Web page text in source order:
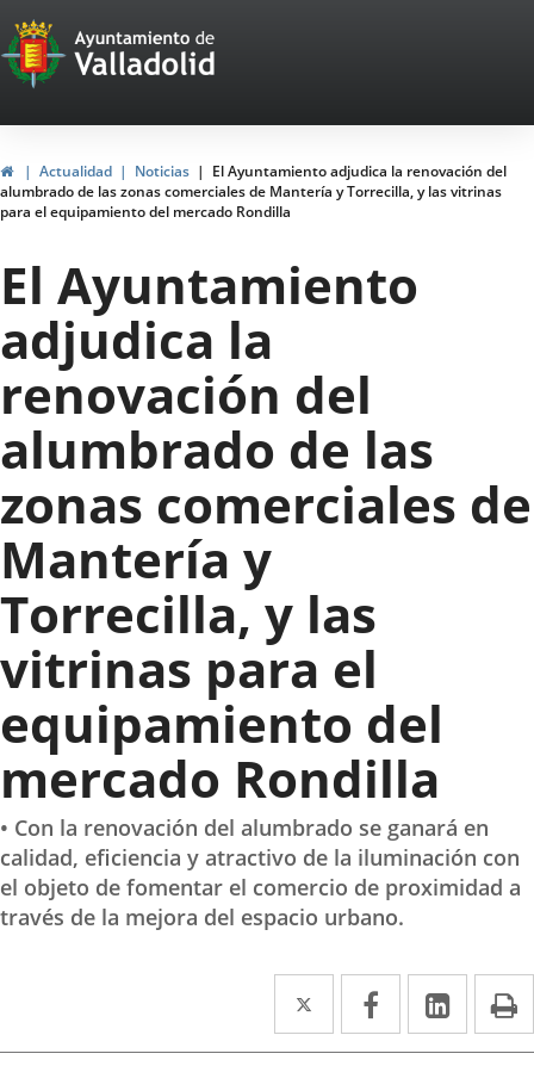
Portal
Web
del
Ayuntamiento
de
Valladolid
InicioActualidad Noticias
El Ayuntamiento adjudica la renovación del
alumbrado de las zonas comerciales de Mantería y Torrecilla, y las vitrinas
para el equipamiento del mercado Rondilla
El Ayuntamiento
adjudica la
renovación del
alumbrado de las
zonas comerciales de
Mantería y
Torrecilla, y las
vitrinas para el
equipamiento del
mercado Rondilla
• Con la renovación del alumbrado se ganará en
calidad, eficiencia y atractivo de la iluminación con
el objeto de fomentar el comercio de proximidad a
través de la mejora del espacio urbano.
Twitter
Enlace
a
Facebook
Enlace
a
Enlace
a